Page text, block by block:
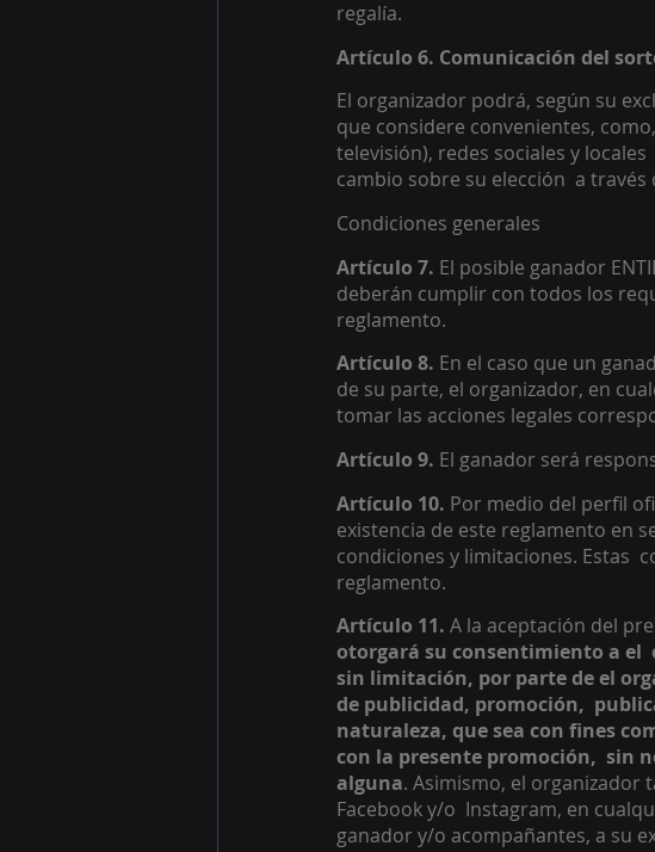
regalía.
Artículo 6. Comunicación del
El organizador podrá, según su
que considere convenientes,
televisión), redes sociales y
cambio sobre su elección  a
Condiciones generales
Artículo 7. El posible ganador
deberán cumplir con todos los
reglamento.
Artículo 8. En el caso que un
de su parte, el organizador, en
tomar las acciones legales
Artículo 9. El ganador será
Artículo 10. Por medio del perfil
existencia de este reglamento en
condiciones y limitaciones. Estas
reglamento.
Artículo 11. A la aceptación del
otorgará su consentimiento a el
sin limitación, por parte de el
de publicidad, promoción,
naturaleza, que sea con fines
con la presente promoción,  sin
alguna. Asimismo, el organizador
Facebook y/o  Instagram, en
ganador y/o acompañantes, a su